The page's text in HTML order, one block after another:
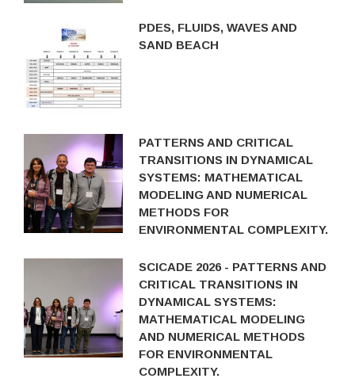
PDES, FLUIDS, WAVES AND
SAND BEACH
PATTERNS AND CRITICAL
TRANSITIONS IN DYNAMICAL
SYSTEMS: MATHEMATICAL
MODELING AND NUMERICAL
METHODS FOR
ENVIRONMENTAL COMPLEXITY.
SCICADE 2026 - PATTERNS AND
CRITICAL TRANSITIONS IN
DYNAMICAL SYSTEMS:
MATHEMATICAL MODELING
AND NUMERICAL METHODS
FOR ENVIRONMENTAL
COMPLEXITY.